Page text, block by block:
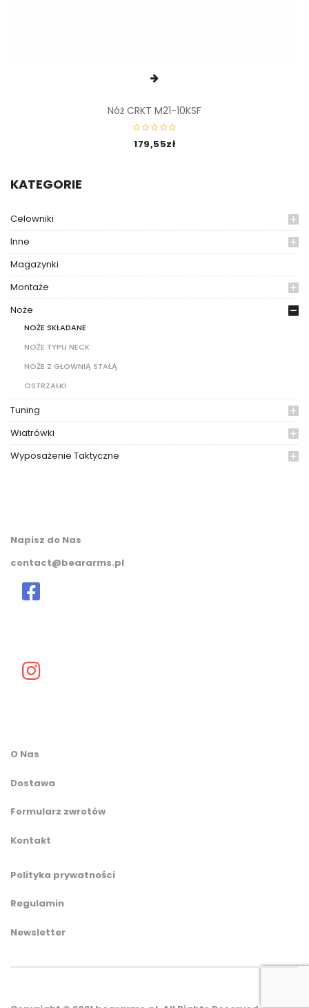
KATEGORIE
Celowniki
Inne
Magazynki
Montaże
Noże
NOŻE SKŁADANE
NOŻE TYPU NECK
NOŻE Z GŁOWNIĄ STAŁĄ
OSTRZAŁKI
Tuning
Wiatrówki
Wyposażenie Taktyczne
Nóż CRKT M21-10KSF
179,55zł
Napisz do Nas
contact@beararms.pl
O Nas
Dostawa
Formularz zwrotów
Kontakt
Polityka prywatności
Regulamin
Newsletter